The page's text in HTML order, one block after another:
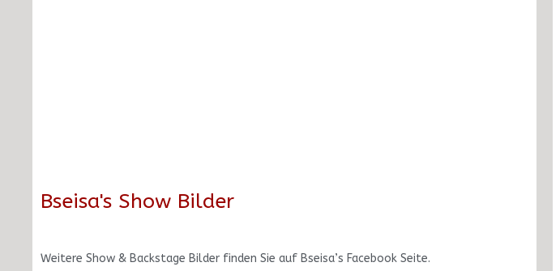
Bseisa's Show Bilder
Weitere Show & Backstage Bilder finden Sie auf Bseisa’s Facebook Seite.